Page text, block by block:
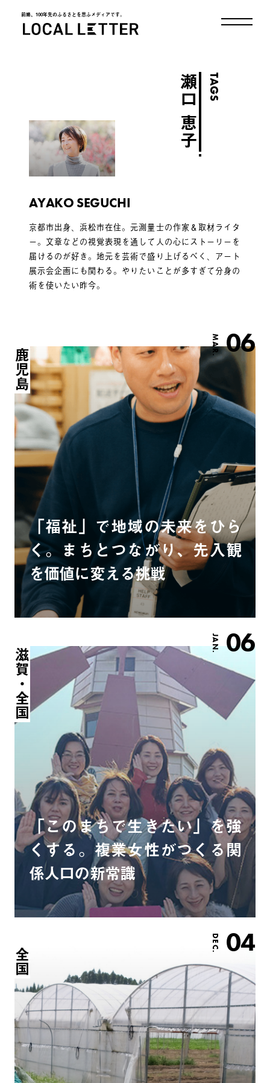
前略、100年先のふるさとを思ふメディアです。
TAGS
瀬口 恵子
AYAKO SEGUCHI
京都市出身、浜松市在住。元測量士の作家＆取材ライタ
ー。文章などの視覚表現を通して人の心にストーリーを
届けるのが好き。地元を芸術で盛り上げるべく、アート
展示会企画にも関わる。やりたいことが多すぎて分身の
術を使いたい昨今。
MAR. 06
鹿児島
「福祉」で地域の未来をひら
く。まちとつながり、先入観
を価値に変える挑戦
JAN. 06
滋賀・全国
「このまちで生きたい」を強
くする。複業女性がつくる関
係人口の新常識
DEC. 04
全国